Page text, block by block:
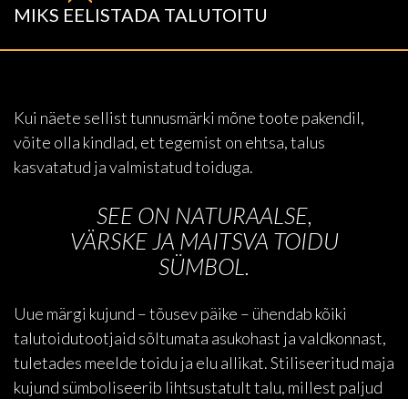
MIKS EELISTADA TALUTOITU
Kui näete sellist tunnusmärki mõne toote pakendil,
võite olla kindlad, et tegemist on ehtsa, talus
kasvatatud ja valmistatud toiduga.
SEE ON NATURAALSE,
VÄRSKE JA MAITSVA TOIDU
SÜMBOL.
Uue märgi kujund – tõusev päike – ühendab kõiki
talutoidutootjaid sõltumata asukohast ja valdkonnast,
tuletades meelde toidu ja elu allikat. Stiliseeritud maja
kujund sümboliseerib lihtsustatult talu, millest paljud